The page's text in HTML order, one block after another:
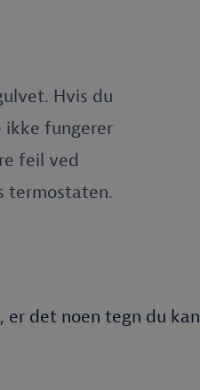
Hvis du
ikke fungerer
feil ved
termostaten.
det noen tegn du kan